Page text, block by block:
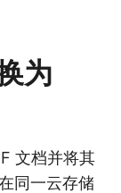
为
文档并将其
同一云存储